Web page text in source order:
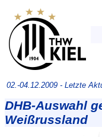
02.-04.12.2009 - Letzte
DHB-Auswahl
Weißrussland